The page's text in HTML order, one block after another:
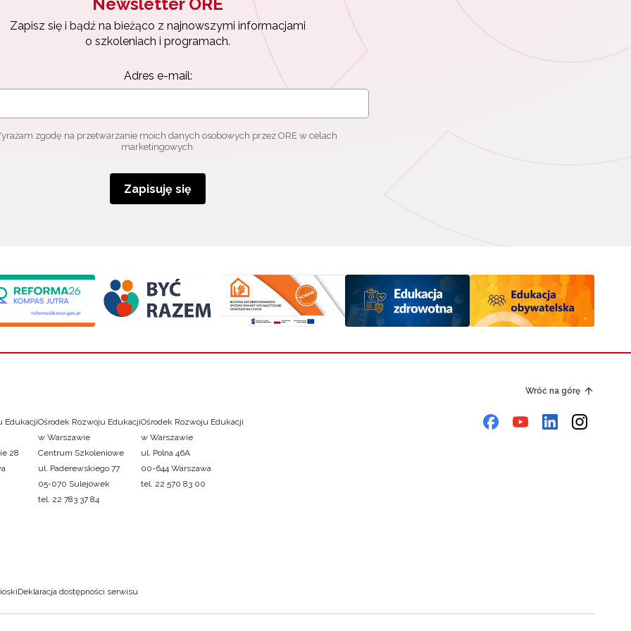
Zapisz się i bądź na bieżąco z najnowszymi informacjami
o szkoleniach i programach.
Adres e-mail:
zgodę na przetwarzanie moich danych osobowych przez ORE w celach
marketingowych.
Zapisuję się
Wróć na górę
Edukacji
28
Ośrodek Rozwoju Edukacji
w Warszawie
Centrum Szkoleniowe
ul. Paderewskiego 77
05-070 Sulejówek
tel. 22 783 37 84
Ośrodek Rozwoju Edukacji
w Warszawie
ul. Polna 46A
00-644 Warszawa
tel. 22 570 83 00
Deklaracja dostępności serwisu